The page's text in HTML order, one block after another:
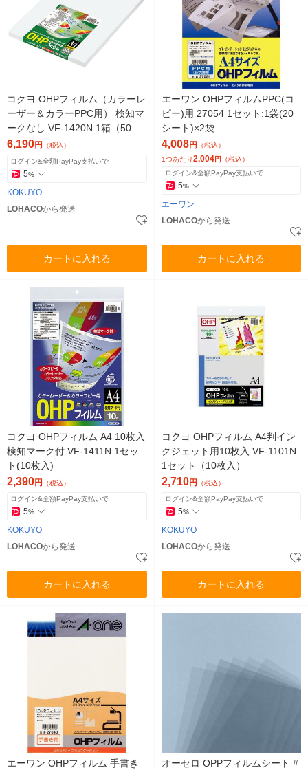
コクヨ OHPフィルム（カラーレ
ーザー＆カラーPPC用） 検知マ
ークなし VF-1420N 1箱（50枚
入）
6,190円 （税込）
ログイン&全額PayPay支払いで
5%
KOKUYO
LOHACOから発送
カートに入れる
エーワン OHPフィルムPPC(コ
ピー)用 27054 1セット:1袋(20
シート)×2袋
4,008円 （税込）
1つあたり2,004円 （税込）
ログイン&全額PayPay支払いで
5%
エーワン
LOHACOから発送
カートに入れる
コクヨ OHPフィルム A4 10枚入
検知マーク付 VF-1411N 1セッ
ト(10枚入)
2,390円 （税込）
ログイン&全額PayPay支払いで
5%
KOKUYO
LOHACOから発送
カートに入れる
コクヨ OHPフィルム A4判イン
クジェット用10枚入 VF-1101N
1セット（10枚入）
2,710円 （税込）
ログイン&全額PayPay支払いで
5%
KOKUYO
LOHACOから発送
カートに入れる
エーワン OHPフィルム 手書き オーセロ OPPフィルムシート #